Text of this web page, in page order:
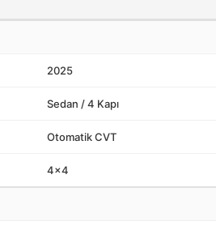
2025
Sedan / 4 Kapı
Otomatik CVT
4x4